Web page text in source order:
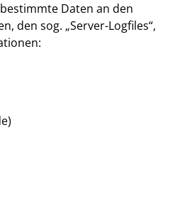
Daten an den
den sog. „Server-Logfiles“,